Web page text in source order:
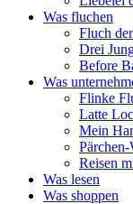
Was fluchen
Fluch
Drei
Before
Was
Flinke
Latte
Mein
Pärchen-
Reisen
Was lesen
Was shoppen